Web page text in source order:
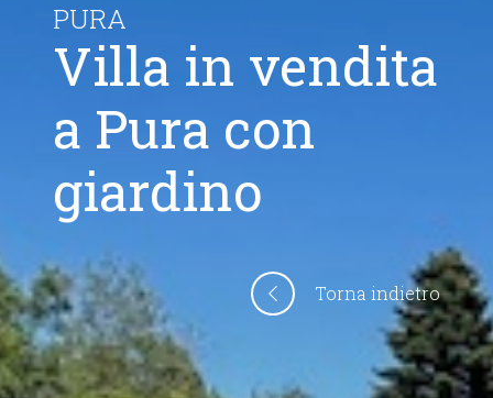
PURA
Villa in vendita
a Pura con
giardino
Torna indietro